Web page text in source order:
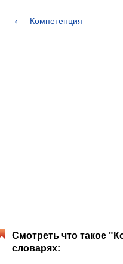
Компетенция
Смотреть что такое
словарях: